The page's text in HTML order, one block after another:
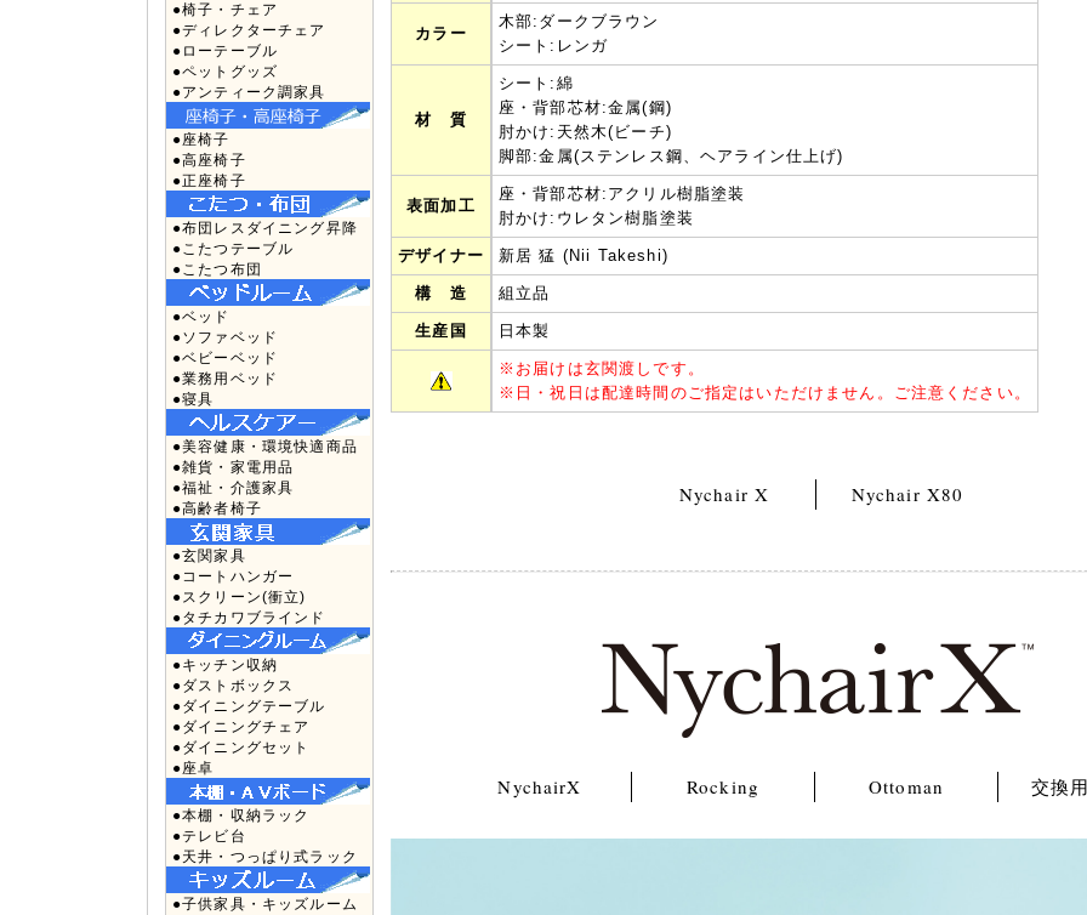
●椅子・チェア
●ディレクターチェア
●ローテーブル
●ペットグッズ
●アンティーク調家具
●座椅子
●高座椅子
●正座椅子
●布団レスダイニング昇降
●こたつテーブル
●こたつ布団
●ベッド
●ソファベッド
●ベビーベッド
●業務用ベッド
●寝具
●美容健康・環境快適商品
●雑貨・家電用品
●福祉・介護家具
●高齢者椅子
●玄関家具
●コートハンガー
●スクリーン(衝立)
●タチカワブラインド
●キッチン収納
●ダストボックス
●ダイニングテーブル
●ダイニングチェア
●ダイニングセット
●座卓
●本棚・収納ラック
●テレビ台
●天井・つっぱり式ラック
●子供家具・キッズルーム
カラー
木部:ダークブラウン
シート:レンガ
材 質
シート:綿
座・背部芯材:金属(鋼)
肘かけ:天然木(ビーチ)
脚部:金属(ステンレス鋼、ヘアライン仕上げ)
表面加工
座・背部芯材:アクリル樹脂塗装
肘かけ:ウレタン樹脂塗装
デザイナー 新居 猛 (Nii Takeshi)
構 造 組立品
生産国 日本製
※ お届けは玄関渡しです。
※ 日・祝日は配達時間のご指定はいただけません。ご注意ください。
Nychair X Nychair X80
NychairX Rocking Ottoman 交換